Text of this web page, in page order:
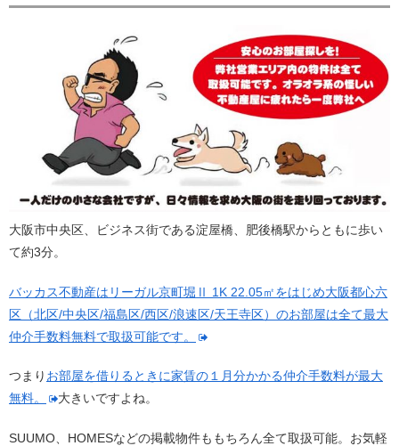
大阪市中央区、ビジネス街である淀屋橋、肥後橋駅からともに歩い
て約3分。
バッカス不動産はリーガル京町堀Ⅱ 1K 22.05㎡をはじめ大阪都心六
区（北区/中央区/福島区/西区/浪速区/天王寺区）のお部屋は全て最大
仲介手数料無料で取扱可能です。
つまり お部屋を借りるときに家賃の１月分かかる仲介手数料が最大
無料。
大きいですよね。
SUUMO、HOMESなどの掲載物件ももちろん全て取扱可能。お気軽